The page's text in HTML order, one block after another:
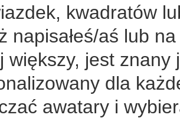
kwadratów
napisałeś/aś lub
większy, jest
dla
awatary i